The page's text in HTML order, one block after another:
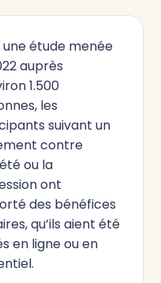
une étude menée
auprès
1.500
les
suivant un
contre
ou la
ont
des bénéfices
qu’ils aient été
en ligne ou en